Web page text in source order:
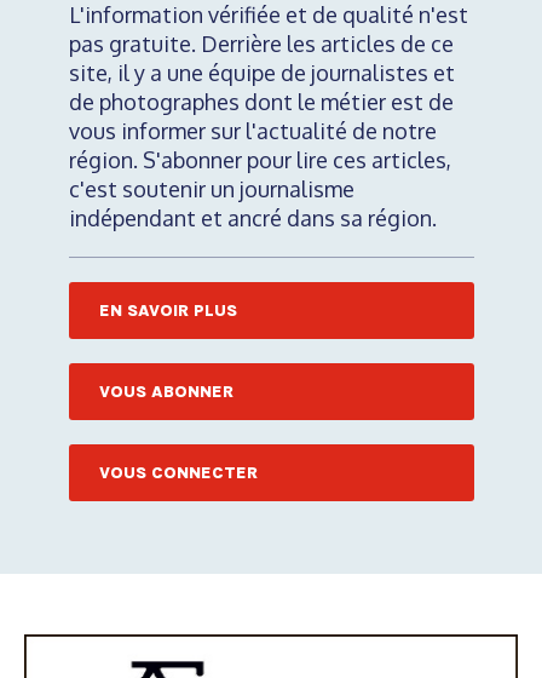
L'information vérifiée et de qualité n'est
pas gratuite. Derrière les articles de ce
site, il y a une équipe de journalistes et
de photographes dont le métier est de
vous informer sur l'actualité de notre
région. S'abonner pour lire ces articles,
c'est soutenir un journalisme
indépendant et ancré dans sa région.
EN SAVOIR PLUS
VOUS ABONNER
VOUS CONNECTER